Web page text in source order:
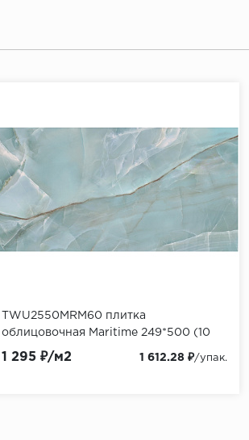
TWU2550MRM60 плитка
облицовочная Maritime 249*500 (10
шт в уп/70,965 м в пал)
1 295 ₽/м2 1 612.28 ₽/упак.